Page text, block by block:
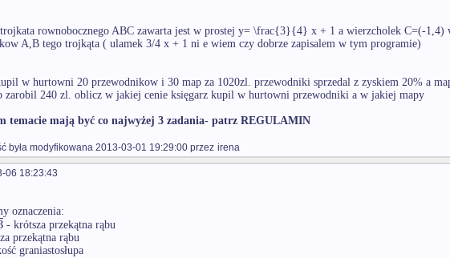
trojkata rownobocznego ABC zawarta jest w prostej y= \frac{3}{4} x + 1 a wierzcholek C=(-1,4)
A,B tego trojkąta ( ulamek 3/4 x + 1 ni e wiem czy dobrze zapisalem w tym programie)
w hurtowni 20 przewodnikow i 30 map za 1020zl. przewodniki sprzedal z zyskiem 20% a
zarobil 240 zl. oblicz w jakiej cenie księgarz kupil w hurtowni przewodniki a w jakiej mapy
temacie mają być co najwyżej 3 zadania- patrz REGULAMIN
była modyfikowana 2013-03-01 19:29:00 przez irena
06 18:23:43
oznaczenia:
- krótsza przekątna rąbu
przekątna rąbu
graniastosłupa